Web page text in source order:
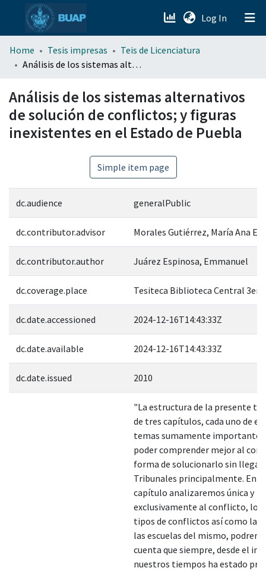
Log In (current)
menu.section.about_menu
Home Tesis impresas
Teis de Licenciatura
Análisis de los sistemas alternativos de solución de conflictos; y figuras inexistentes en el Estado de Puebla
Análisis de los sistemas alternativos
de solución de conflictos; y figuras
inexistentes en el Estado de Puebla
Simple item page
dc.audience generalPublic
dc.contributor.advisor Morales Gutiérrez, María Ana
dc.contributor.author Juárez Espinosa, Emmanuel
dc.coverage.place Tesiteca Biblioteca Central 3er
dc.date.accessioned 2024-12-16T14:43:33Z
dc.date.available 2024-12-16T14:43:33Z
dc.date.issued 2010
"La estructura de la presente
de tres capítulos, cada uno de
temas sumamente importantes
poder comprender mejor al
forma de solucionarlo sin llegar
Tribunales principalmente. En
capítulo analizaremos única y
exclusivamente al conflicto, los
tipos de conflictos así como las
las escuelas del mismo,
cuenta que siempre, desde el
nuestros tiempos ha estado